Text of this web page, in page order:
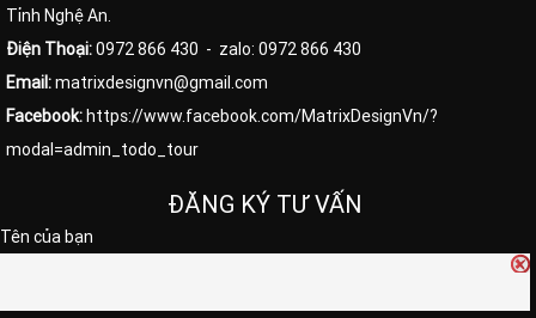
Tỉnh Nghệ An.
Điện Thoại:0972 866 430 - zalo: 0972 866 430
Email:matrixdesignvn@gmail.com
Facebook: https://www.facebook.com/MatrixDesignVn/?
modal=admin_todo_tour
ĐĂNG KÝ TƯ VẤN
Tên của bạn